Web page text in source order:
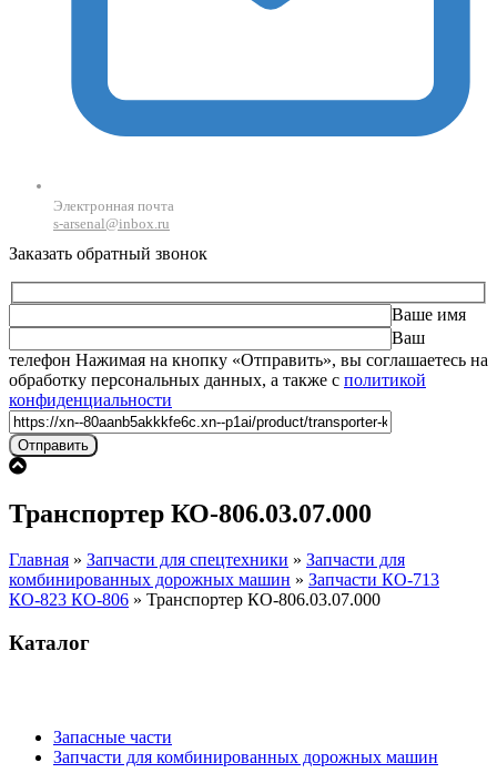
Электронная почта
s-arsenal@inbox.ru
Заказать обратный звонок
Ваше имя
Ваш
телефон Оставьте это поле пустым.
Нажимая на кнопку «Отправить», вы соглашаетесь на
обработку персональных данных, а также с политикой
конфиденциальности
Транспортер КО-806.03.07.000
Главная » Запчасти для спецтехники » Запчасти для
комбинированных дорожных машин » Запчасти КО-713
КО-823 КО-806 » Транспортер КО-806.03.07.000
Каталог
Запасные части
Запчасти для комбинированных дорожных машин